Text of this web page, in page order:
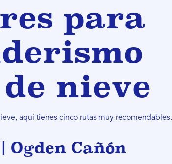
para
nieve
aquí tienes cinco rutas muy recomendables.
Ogden Cañón